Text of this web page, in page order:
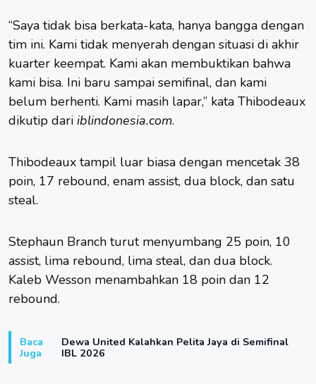
“Saya tidak bisa berkata-kata, hanya bangga dengan
tim ini. Kami tidak menyerah dengan situasi di akhir
kuarter keempat. Kami akan membuktikan bahwa
kami bisa. Ini baru sampai semifinal, dan kami
belum berhenti. Kami masih lapar,” kata Thibodeaux
dikutip dari iblindonesia.com.
Thibodeaux tampil luar biasa dengan mencetak 38
poin, 17 rebound, enam assist, dua block, dan satu
steal.
Stephaun Branch turut menyumbang 25 poin, 10
assist, lima rebound, lima steal, dan dua block.
Kaleb Wesson menambahkan 18 poin dan 12
rebound.
Baca
Juga
Dewa United Kalahkan Pelita Jaya di Semifinal
IBL 2026